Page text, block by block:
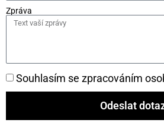
Zpráva
Souhlasím se zpracováním
Odeslat